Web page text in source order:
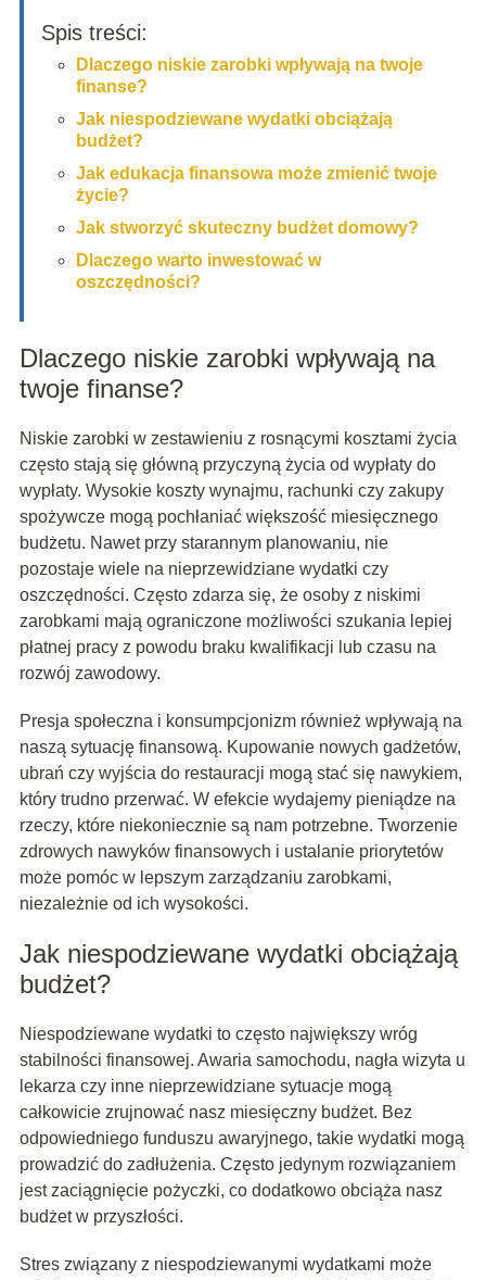
Spis treści:
Dlaczego niskie zarobki wpływają na twoje
finanse?
Jak niespodziewane wydatki obciążają
budżet?
Jak edukacja finansowa może zmienić twoje
życie?
Jak stworzyć skuteczny budżet domowy?
Dlaczego warto inwestować w
oszczędności?
Dlaczego niskie zarobki wpływają na
twoje finanse?
Niskie zarobki w zestawieniu z rosnącymi kosztami życia
często stają się główną przyczyną życia od wypłaty do
wypłaty. Wysokie koszty wynajmu, rachunki czy zakupy
spożywcze mogą pochłaniać większość miesięcznego
budżetu. Nawet przy starannym planowaniu, nie
pozostaje wiele na nieprzewidziane wydatki czy
oszczędności. Często zdarza się, że osoby z niskimi
zarobkami mają ograniczone możliwości szukania lepiej
płatnej pracy z powodu braku kwalifikacji lub czasu na
rozwój zawodowy.
Presja społeczna i konsumpcjonizm również wpływają na
naszą sytuację finansową. Kupowanie nowych gadżetów,
ubrań czy wyjścia do restauracji mogą stać się nawykiem,
który trudno przerwać. W efekcie wydajemy pieniądze na
rzeczy, które niekoniecznie są nam potrzebne. Tworzenie
zdrowych nawyków finansowych i ustalanie priorytetów
może pomóc w lepszym zarządzaniu zarobkami,
niezależnie od ich wysokości.
Jak niespodziewane wydatki obciążają
budżet?
Niespodziewane wydatki to często największy wróg
stabilności finansowej. Awaria samochodu, nagła wizyta u
lekarza czy inne nieprzewidziane sytuacje mogą
całkowicie zrujnować nasz miesięczny budżet. Bez
odpowiedniego funduszu awaryjnego, takie wydatki mogą
prowadzić do zadłużenia. Często jedynym rozwiązaniem
jest zaciągnięcie pożyczki, co dodatkowo obciąża nasz
budżet w przyszłości.
Stres związany z niespodziewanymi wydatkami może